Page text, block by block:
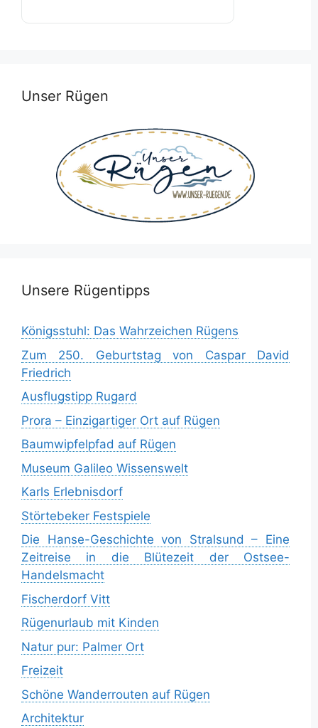
Unser Rügen
Unsere Rügentipps
Königsstuhl: Das Wahrzeichen Rügens
Zum 250. Geburtstag von Caspar David
Friedrich
Ausflugstipp Rugard
Prora – Einzigartiger Ort auf Rügen
Baumwipfelpfad auf Rügen
Museum Galileo Wissenswelt
Karls Erlebnisdorf
Störtebeker Festspiele
Die Hanse-Geschichte von Stralsund – Eine
Zeitreise in die Blütezeit der Ostsee-
Handelsmacht
Fischerdorf Vitt
Rügenurlaub mit Kinden
Natur pur: Palmer Ort
Freizeit
Schöne Wanderrouten auf Rügen
Architektur